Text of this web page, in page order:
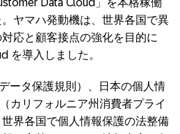
Data Cloud」を本格稼働
ヤマハ発動機は、世界各国で異
応と顧客接点の強化を目的に
を導入しました。
ータ保護規則）、日本の個人情
カリフォルニア州消費者プライ
界各国で個人情報保護の法整備